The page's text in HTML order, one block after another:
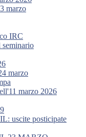
marzo
IRC
seminario
marzo
marzo 2026
uscite posticipate